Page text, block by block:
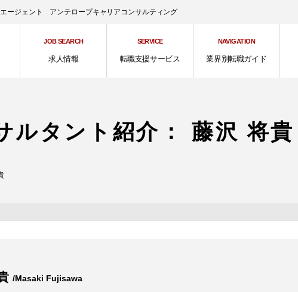
ージェント アンテロープキャリアコンサルティング
JOB SEARCH
求人情報
SERVICE
転職支援サービス
NAVIGATION
業界別転職ガイド
ルタント紹介： 藤沢 将貴
/Masaki Fujisawa